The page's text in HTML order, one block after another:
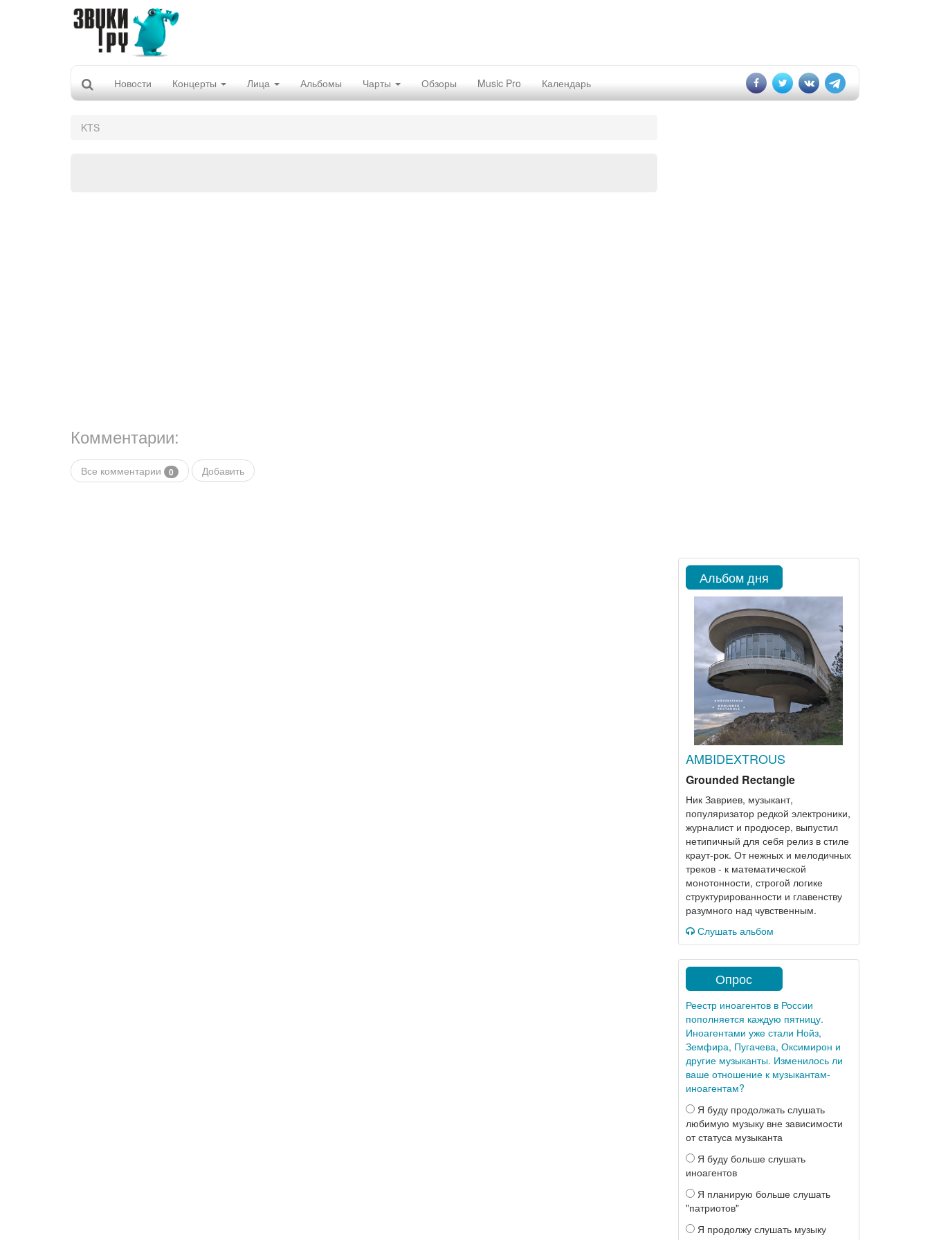
Новости Концерты Лица Альбомы Чарты Обзоры Music Pro Календарь
KTS
Комментарии:
Все комментарии 0 Добавить
Альбом дня
AMBIDEXTROUS
Grounded Rectangle
Ник Завриев, музыкант,
популяризатор редкой электроники,
журналист и продюсер, выпустил
нетипичный для себя релиз в стиле
краут-рок. От нежных и мелодичных
треков - к математической
монотонности, строгой логике
структурированности и главенству
разумного над чувственным.
Слушать альбом
Опрос
Реестр иноагентов в России
пополняется каждую пятницу.
Иноагентами уже стали Нойз,
Земфира, Пугачева, Оксимирон и
другие музыканты. Изменилось ли
ваше отношение к музыкантам-
иноагентам?
Я буду продолжать слушать
любимую музыку вне зависимости
от статуса музыканта
Я буду больше слушать
иноагентов
Я планирую больше слушать
"патриотов"
Я продолжу слушать музыку